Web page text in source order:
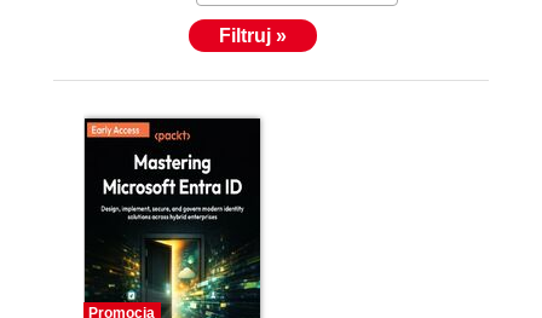
Filtruj »
Promocja